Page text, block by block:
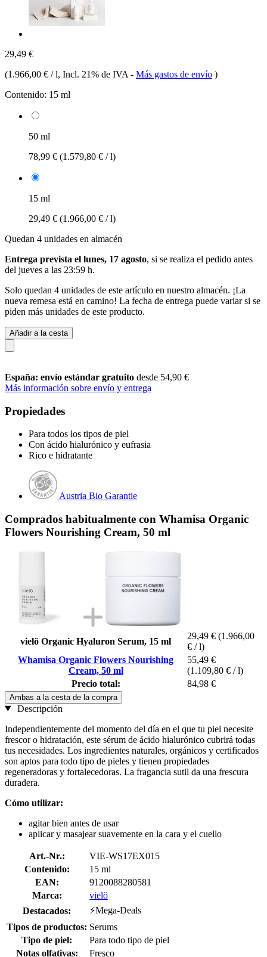
29,49 €
(1.966,00 € / l, Incl. 21% de IVA - Más gastos de envío )
Contenido: 15 ml
50 ml
78,99 € (1.579,80 € / l)
15 ml
29,49 € (1.966,00 € / l)
Quedan 4 unidades en almacén
Entrega prevista el lunes, 17 agosto, si se realiza el pedido antes
del jueves a las 23:59 h.
Solo quedan 4 unidades de este artículo en nuestro almacén. ¡La
nueva remesa está en camino! La fecha de entrega puede variar si se
piden más unidades de este producto.
Añadir a la cesta
España: envío estándar gratuito desde 54,90 €
Más información sobre envío y entrega
Propiedades
Para todos los tipos de piel
Con ácido hialurónico y eufrasia
Rico e hidratante
Austria Bio Garantie
Comprados habitualmente con Whamisa Organic
Flowers Nourishing Cream, 50 ml
vielö Organic Hyaluron Serum, 15 ml
29,49 € (1.966,00
€ / l)
Whamisa Organic Flowers Nourishing
Cream, 50 ml
55,49 €
(1.109,80 € / l)
Precio total:
84,98 €
Ambas a la cesta de la compra
Descripción
Independientemente del momento del día en el que tu piel necesite
frescor o hidratación, este sérum de ácido hialurónico cubrirá todas
tus necesidades. Los ingredientes naturales, orgánicos y certificados
son aptos para todo tipo de pieles y tienen propiedades
regeneradoras y fortalecedoras. La fragancia sutil da una frescura
duradera.
Cómo utilizar:
agitar bien antes de usar
aplicar y masajear suavemente en la cara y el cuello
Art.-Nr.:
VIE-WS17EX015
Contenido:
15 ml
EAN:
9120088280581
Marca:
vielö
Destacados:
⚡Mega-Deals
Tipos de productos: Serums
Tipo de piel:
Para todo tipo de piel
Notas olfativas:
Fresco